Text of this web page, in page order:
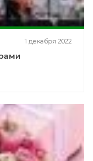
1 декабря 2022